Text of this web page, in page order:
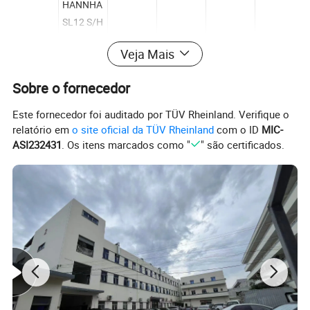
HANNHA
SL12 S/H
SF15/58
H/II
H/III
Hanwha
XP12 S.
HANNHA
SL16 S/H
SF22/71 SF22/71 R22/08
Hannha
XD16 H.
Hanwha
Veja Mais
Sobre o fornecedor
Este fornecedor foi auditado por TÜV Rheinland. Verifique o
relatório emo site oficial da TÜV Rheinland com o ID MIC-
ASI232431. Os itens marcados como " " são certificados.